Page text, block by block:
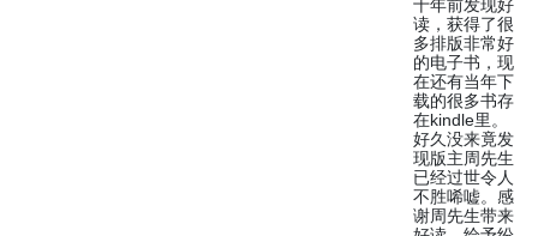
十年前发现好
读，获得了很
多排版非常好
的电子书，现
在还有当年下
载的很多书存
在kindle里。
好久没来竟发
现版主周先生
已经过世令人
不胜唏嘘。感
谢周先生带来